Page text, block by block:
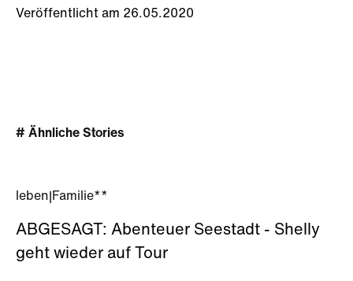
Veröffentlicht am 26.05.2020
# Ähnliche Stories
leben Familie**
ABGESAGT: Abenteuer Seestadt - Shelly
geht wieder auf Tour